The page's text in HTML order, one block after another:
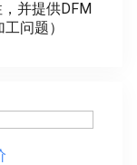
并提供DFM
问题）